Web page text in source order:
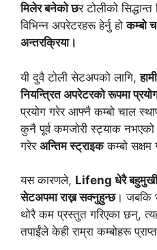
मिलेर बनेको छर टोलीको
विभिन्न अपरेटरहरू हेर्नु होकम्बो
अन्तरक्रिया।
यी दुवै टोली सेटअपको लागि,
नियन्त्रित अपरेटरको रूपमा प्रयोग
प्रयोग गरेर आफ्नै कम्बो चाल
कुनै पूर्व कमजोरी स्ट्याक
गरेर अन्तिम स्ट्राइककम्बो सक्षम
यस कारणले, Lifeng धेरै बहुमुखी
सेटअपमा राख्न सक्नुहुन्छ। जबकि
थोरै कम प्रस्तुत गरिएका छन्,
तपाईंले केही राम्रा कम्बोहरू